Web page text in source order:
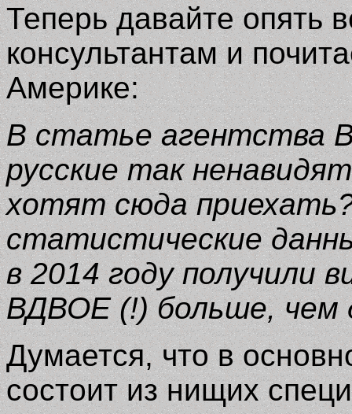
Теперь давайте опять
консультантам и
Америке:
В статье агентства
русские так
хотят сюда
статистические
в 2014 году получили
ВДВОЕ (!) больше, чем
Думается, что в
состоит из нищих